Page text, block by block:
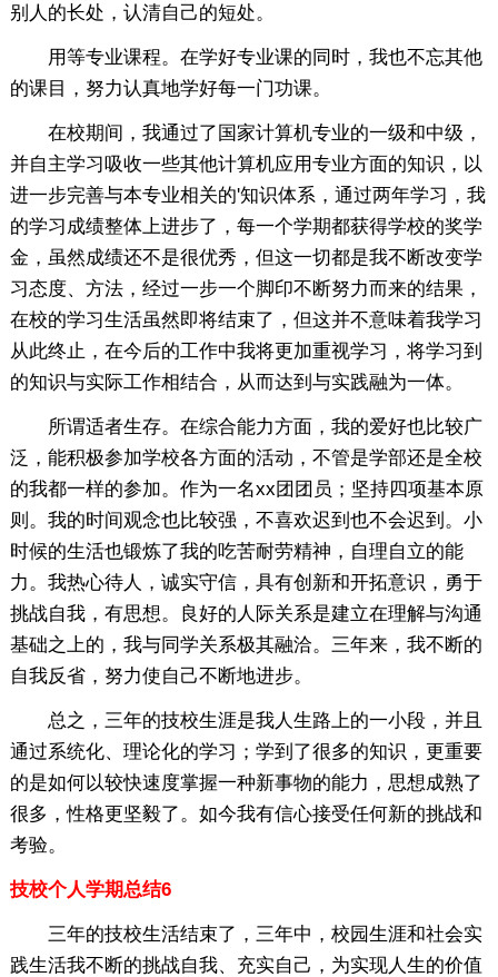
别人的长处，认清自己的短处。
用等专业课程。在学好专业课的同时，我也不忘其他
的课目，努力认真地学好每一门功课。
在校期间，我通过了国家计算机专业的一级和中级，
并自主学习吸收一些其他计算机应用专业方面的知识，以
进一步完善与本专业相关的'知识体系，通过两年学习，我
的学习成绩整体上进步了，每一个学期都获得学校的奖学
金，虽然成绩还不是很优秀，但这一切都是我不断改变学
习态度、方法，经过一步一个脚印不断努力而来的结果，
在校的学习生活虽然即将结束了，但这并不意味着我学习
从此终止，在今后的工作中我将更加重视学习，将学习到
的知识与实际工作相结合，从而达到与实践融为一体。
所谓适者生存。在综合能力方面，我的爱好也比较广
泛，能积极参加学校各方面的活动，不管是学部还是全校
的我都一样的参加。作为一名xx团团员；坚持四项基本原
则。我的时间观念也比较强，不喜欢迟到也不会迟到。小
时候的生活也锻炼了我的吃苦耐劳精神，自理自立的能
力。我热心待人，诚实守信，具有创新和开拓意识，勇于
挑战自我，有思想。良好的人际关系是建立在理解与沟通
基础之上的，我与同学关系极其融洽。三年来，我不断的
自我反省，努力使自己不断地进步。
总之，三年的技校生涯是我人生路上的一小段，并且
通过系统化、理论化的学习；学到了很多的知识，更重要
的是如何以较快速度掌握一种新事物的能力，思想成熟了
很多，性格更坚毅了。如今我有信心接受任何新的挑战和
考验。
技校个人学期总结6
三年的技校生活结束了，三年中，校园生涯和社会实
践生活我不断的挑战自我、充实自己，为实现人生的价值